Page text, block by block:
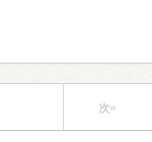
次»